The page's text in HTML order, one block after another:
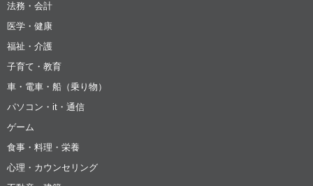
法務・会計
医学・健康
福祉・介護
子育て・教育
車・電車・船（乗り物）
パソコン・it・通信
ゲーム
食事・料理・栄養
心理・カウンセリング